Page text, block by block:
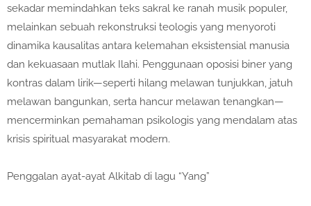
sekadar memindahkan teks sakral ke ranah musik populer,
melainkan sebuah rekonstruksi teologis yang menyoroti
dinamika kausalitas antara kelemahan eksistensial manusia
dan kekuasaan mutlak Ilahi. Penggunaan oposisi biner yang
kontras dalam lirik—seperti hilang melawan tunjukkan, jatuh
melawan bangunkan, serta hancur melawan tenangkan—
mencerminkan pemahaman psikologis yang mendalam atas
krisis spiritual masyarakat modern.
Penggalan ayat-ayat Alkitab di lagu “Yang”